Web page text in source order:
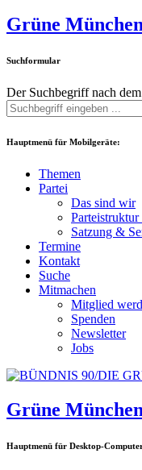
Grüne
Suchformular
Der Suchbegriff nach
Hauptmenü für Mobilgeräte:
Themen
Partei
Das sind wir
Satzung &
Termine
Kontakt
Suche
Mitmachen
Mitglied
Spenden
Newsletter
Jobs
Grüne
Hauptmenü für Desktop-